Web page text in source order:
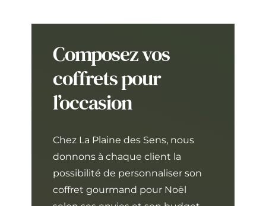
Composez vos
coffrets pour
l’occasion
Chez La Plaine des Sens, nous
donnons à chaque client la
possibilité de personnaliser son
coffret gourmand pour Noël